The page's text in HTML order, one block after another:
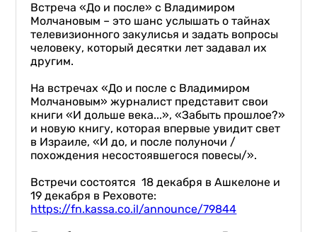
Встреча «До и после» с Владимиром
Молчановым – это шанс услышать о тайнах
телевизионного закулисья и задать вопросы
человеку, который десятки лет задавал их
другим.
На встречах «До и после с Владимиром
Молчановым» журналист представит свои
книги «И дольше века...», «Забыть прошлое?»
и новую книгу, которая впервые увидит свет
в Израиле, «И до, и после полуночи /
похождения несостоявшегося повесы/».
Встречи состоятся 18 декабря в Ашкелоне и
19 декабря в Реховоте:
https://fn.kassa.co.il/announce/79844